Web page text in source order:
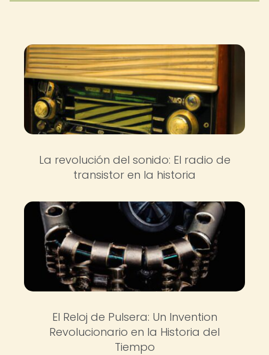
La revolución del sonido: El radio de
transistor en la historia
El Reloj de Pulsera: Un Invention
Revolucionario en la Historia del
Tiempo